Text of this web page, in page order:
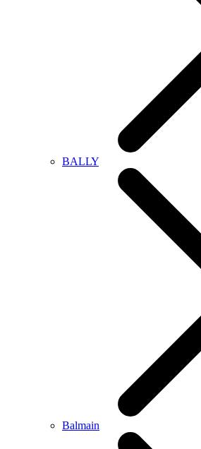
BALLY
Balmain